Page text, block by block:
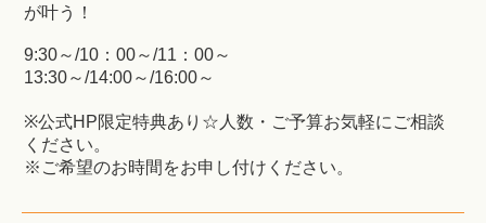
が叶う！
9:30～/10：00～/11：00～
13:30～/14:00～/16:00～
※公式HP限定特典あり☆人数・ご予算お気軽にご相談
ください。
※ご希望のお時間をお申し付けください。